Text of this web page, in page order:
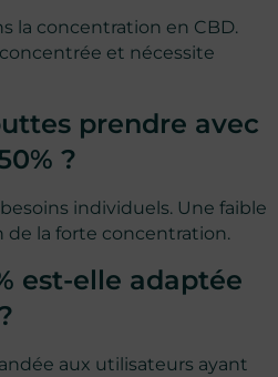
la concentration en CBD.
et nécessite
prendre avec
?
individuels. Une faible
la forte concentration.
est-elle adaptée
aux utilisateurs ayant